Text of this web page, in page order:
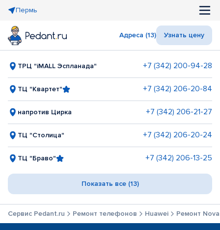
Пермь
Адреса (13) Узнать цену
ТРЦ "iMALL Эспланада" +7 (342) 200-94-28
ТЦ "Квартет" +7 (342) 206-20-84
напротив Цирка +7 (342) 206-21-27
ТЦ "Столица" +7 (342) 206-20-24
ТЦ "Браво" +7 (342) 206-13-25
Показать все (13)
Сервис Pedant.ru Ремонт телефонов Huawei Ремонт Nova